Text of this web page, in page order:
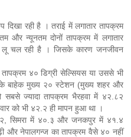
रही है । तराई में लगातार तापक्रम
और न्यूनतम दोनों तापक्रम में लगातार
लू चल रही है । जिसके कारण जनजीवन
तापक्रम ४० डिग्री सेल्सियस या उससे भी
के बाहेक मुख्य २० स्टेशन (मुख्य शहर और
सबसे ज्यादा तापक्रम भैरहवा में ४२.८२
को भी ४२.२ ही मापन हुआ था ।
सिमरा में ४०.३ और जनकपुर में ४१.४
और नेपालगन्ज का तापक्रम वैसे ४० नहीं